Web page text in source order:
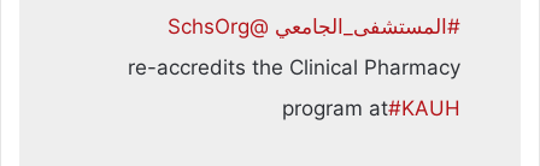
#المستشفى_الجامعي @SchsOrg
re-accredits the Clinical Pharmacy
program at#KAUH